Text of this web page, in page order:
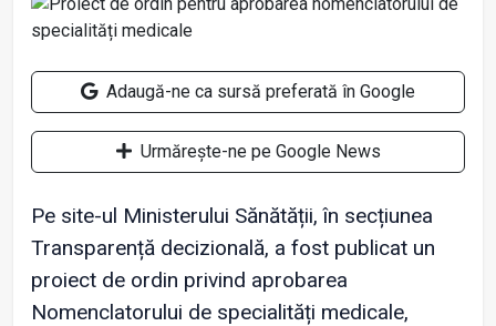
Adaugă-ne ca sursă preferată în Google
Urmărește-ne pe Google News
Pe site-ul Ministerului Sănătății, în secțiunea
Transparență decizională, a fost publicat un
proiect de ordin privind aprobarea
Nomenclatorului de specialități medicale,